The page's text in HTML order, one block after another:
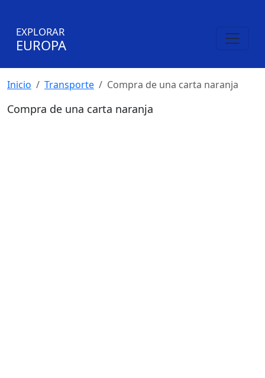
EXPLORAR
EUROPA
Inicio Transporte Compra de una carta naranja
Compra de una carta naranja